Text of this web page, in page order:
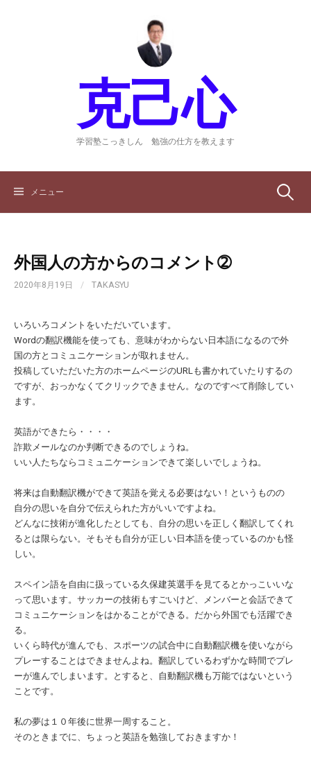
克己心
学習塾こっきしん 勉強の仕方を教えます
メニュー 検
外国人の方からのコメント➁
2020年8月19日 / TAKASYU
いろいろコメントをいただいています。
Wordの翻訳機能を使っても、意味がわからない日本語になるので外
国の方とコミュニケーションが取れません。
投稿していただいた方のホームページのURLも書かれていたりするの
ですが、おっかなくてクリックできません。なのですべて削除してい
ます。
英語ができたら・・・・
詐欺メールなのか判断できるのでしょうね。
いい人たちならコミュニケーションできて楽しいでしょうね。
将来は自動翻訳機ができて英語を覚える必要はない！というものの
自分の思いを自分で伝えられた方がいいですよね。
どんなに技術が進化したとしても、自分の思いを正しく翻訳してくれ
るとは限らない。そもそも自分が正しい日本語を使っているのかも怪
しい。
スペイン語を自由に扱っている久保建英選手を見てるとかっこいいな
って思います。サッカーの技術もすごいけど、メンバーと会話できて
コミュニケーションをはかることができる。だから外国でも活躍でき
る。
いくら時代が進んでも、スポーツの試合中に自動翻訳機を使いながら
プレーすることはできませんよね。翻訳しているわずかな時間でプレ
ーが進んでしまいます。とすると、自動翻訳機も万能ではないという
ことです。
私の夢は１０年後に世界一周すること。
そのときまでに、ちょっと英語を勉強しておきますか！